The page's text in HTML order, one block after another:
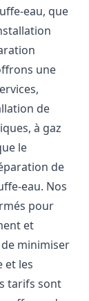
eau, que
une
de
à gaz
le
de
eau. Nos
pour
et
minimiser
et les
tarifs sont